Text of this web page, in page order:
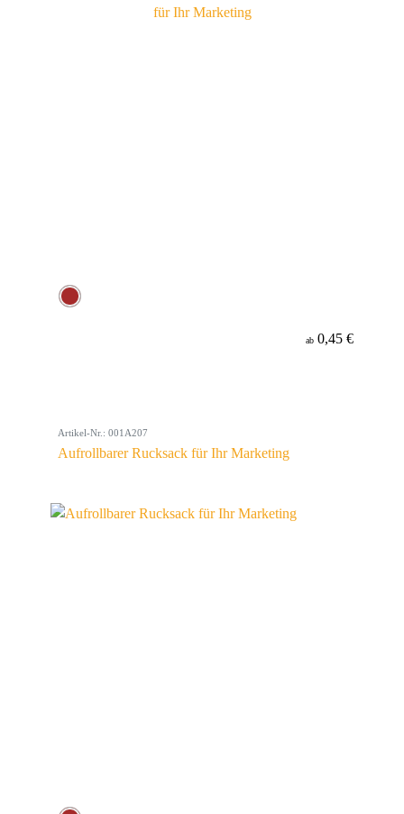
ab 0,45 €
Artikel-Nr.: 001A207
Aufrollbarer Rucksack für Ihr Marketing